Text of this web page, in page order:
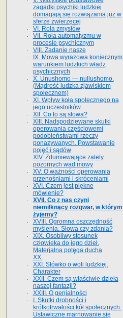
zagadki psychiki ludzkiej
domagają się rozwiązania już w
sferze zwierzęcej
VI. Rola zmysłów
VII. Rola automatyzmu w
procesie psychicznym
VIII. Zadanie nasze
IX. Mowa wyrazowa koniecznym
warunkiem ludzkich władz
psychicznych
X. Unushomo — nullushomo.
(Mądrość ludzka zjawiskiem
społecznem)
XI. Wpływ koła społecznego na
jego uczestników
XII. Co to są słowa?
XIII. Nadspodziewane skutki
operowania częściowemi
podobieństwami rzeczy
ponazywanych. Powstawanie
pojęć i sądów
XIV. Zdumiewające zalety
pozornych wad mowy
XV. O ważności operowania
przenośniami i skróceniami
XVI. Czem jest piękne
mówienie?
XVII. Co z nas czyni
niemilknący rozgwar, w którym
żyjemy?
XVIII. Ogromna oszczędność
myślenia. Słowa czy zdania?
XIX. Osobliwy stosunek
człowieka do jego dzieł.
Materjalna potęga ducha
XX.
XXI. Słówko o woli ludzkiej.
Charakter
XXII. Czem są właściwie dzieła
naszej fantazji?
XXIII. O genjalności
I. Skutki drobności i
krótkotrwałości kół społecznych.
Ustawiczne marnowanie się